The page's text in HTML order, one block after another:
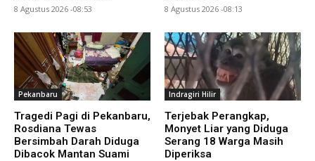
8 Agustus 2026 -08:53 8 Agustus 2026 -08:13
Pekanbaru
Tragedi Pagi di Pekanbaru,
Rosdiana Tewas
Bersimbah Darah Diduga
Dibacok Mantan Suami
Indragiri Hilir
Terjebak Perangkap,
Monyet Liar yang Diduga
Serang 18 Warga Masih
Diperiksa